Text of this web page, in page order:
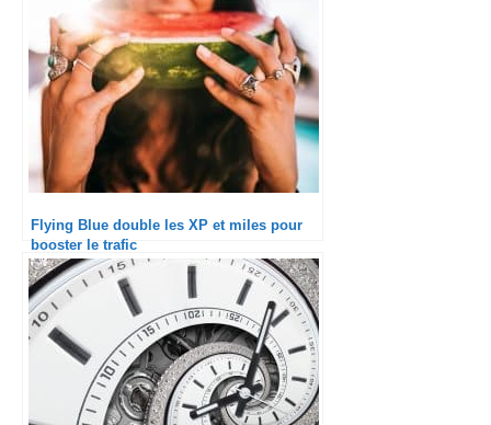
Flying Blue double les XP et miles pour
booster le trafic